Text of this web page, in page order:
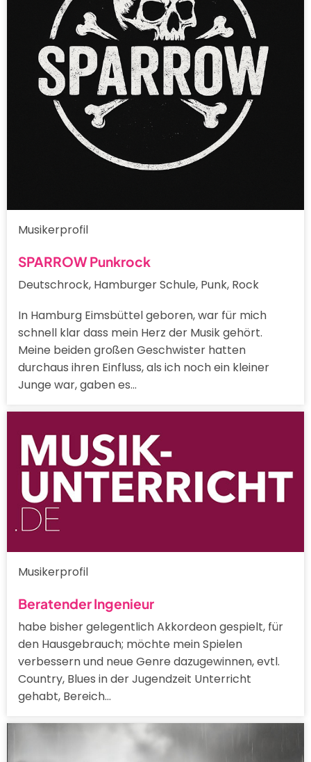
Musikerprofil
SPARROW Punkrock
Deutschrock, Hamburger Schule, Punk, Rock
In Hamburg Eimsbüttel geboren, war für mich
schnell klar dass mein Herz der Musik gehört.
Meine beiden großen Geschwister hatten
durchaus ihren Einfluss, als ich noch ein kleiner
Junge war, gaben es…
Musikerprofil
Beratender Ingenieur
habe bisher gelegentlich Akkordeon gespielt, für
den Hausgebrauch; möchte mein Spielen
verbessern und neue Genre dazugewinnen, evtl.
Country, Blues in der Jugendzeit Unterricht
gehabt, Bereich…